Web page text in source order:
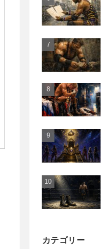
カテゴリー